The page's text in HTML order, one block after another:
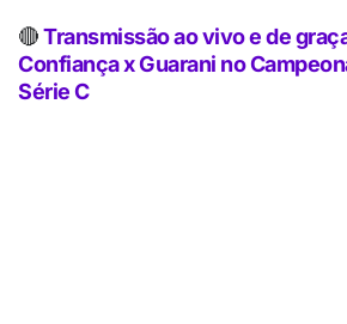
🔴Transmissão ao vivo e de
Confiança x Guarani no
Série C